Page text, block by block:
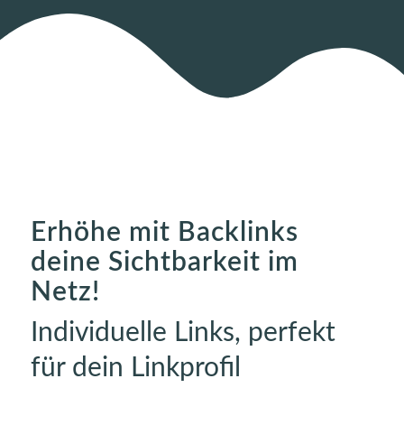
Erhöhe mit Backlinks
deine Sichtbarkeit im
Netz!
Individuelle Links, perfekt
für dein Linkprofil